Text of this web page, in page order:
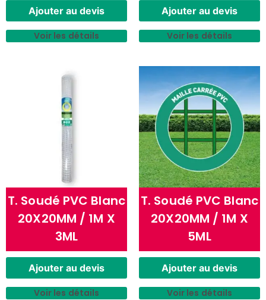
Ajouter au devis
Voir les détails
Ajouter au devis
Voir les détails
T. Soudé PVC Blanc
20X20MM / 1M X
3ML
Ajouter au devis
Voir les détails
T. Soudé PVC Blanc
20X20MM / 1M X
5ML
Ajouter au devis
Voir les détails